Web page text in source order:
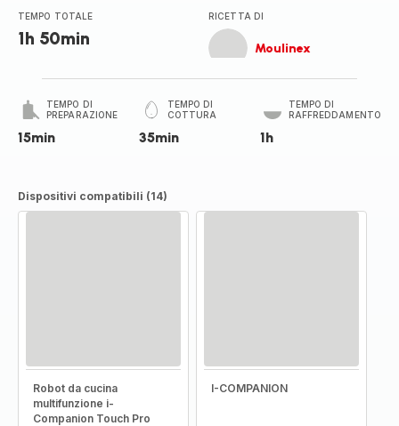
TEMPO TOTALE
1h 50min
RICETTA DI
Moulinex
TEMPO DI
PREPARAZIONE
15min
TEMPO DI
COTTURA
35min
TEMPO DI
RAFFREDDAMENTO
1h
Dispositivi compatibili (14)
Robot da cucina
multifunzione i-
Companion Touch Pro
I-COMPANION